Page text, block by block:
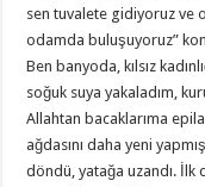
sen tuvalete gidiyoruz ve
odamda buluşuyoruz”
Ben banyoda, kılsız
soğuk suya yakaladım,
Allahtan bacaklarıma
ağdasını daha yeni
döndü, yatağa uzandı.